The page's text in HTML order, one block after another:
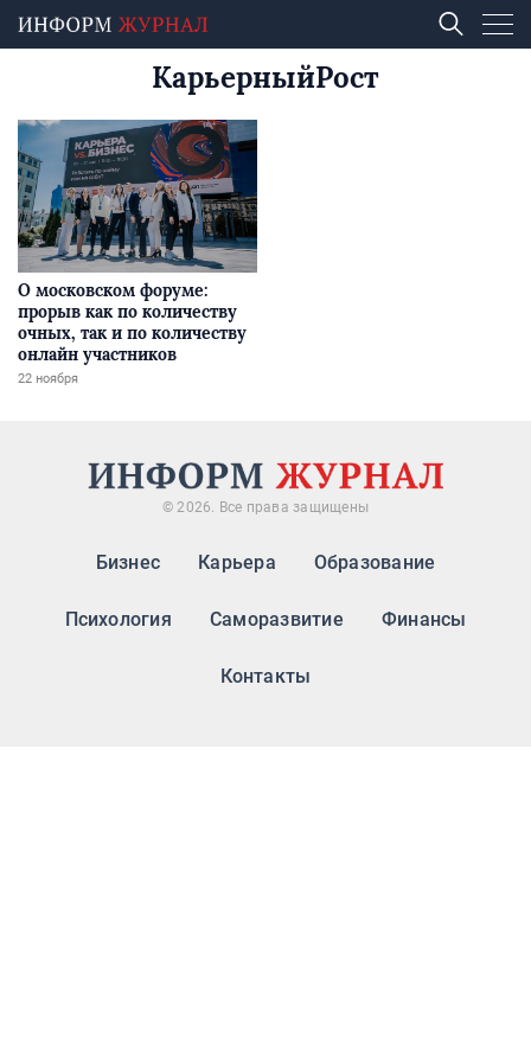
КарьерныйРост
О московском форуме:
прорыв как по количеству
очных, так и по количеству
онлайн участников
22 ноября
© 2026. Все права защищены
Бизнес Карьера Образование
Психология Саморазвитие Финансы
Контакты